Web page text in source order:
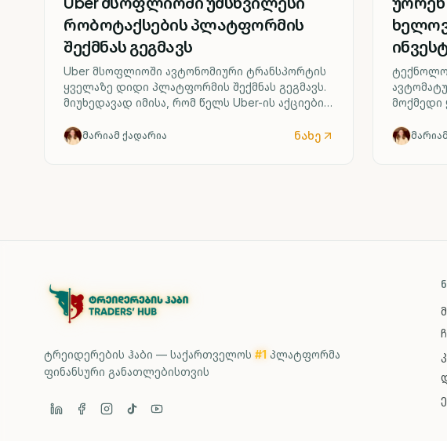
რობოტაქსების პლატფორმის
შექმნას გეგმავს
Uber მსოფლიოში ავტონომიური ტრანსპორტის
ყველაზე დიდი პლატფორმის შექმნას გეგმავს.
მიუხედავად იმისა, რომ წელს Uber-ის აქციების
მაჩვენებლები კვლავ იზრდება.
მარიამ ქადარია ნახე
მოქმედი
ტრეიდერების ჰაბი — საქართველოს #1 პლატფორმა
ფინანსური განათლებისთვის